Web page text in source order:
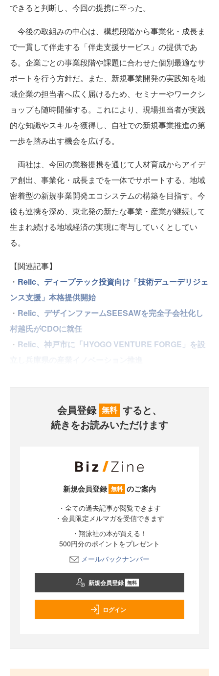
できると判断し、今回の提携に至った。
今後の取組みの中心は、構想段階から事業化・成長ま
で一貫して伴走する「伴走支援サービス」の提供であ
る。企業ごとの事業段階や課題に合わせた個別最適なサ
ポートを行う方針だ。また、新規事業開発の実践知を地
域企業の担当者へ広く届けるため、セミナーやワークシ
ョップも随時開催する。これにより、現場担当者が実践
的な知識やスキルを獲得し、自社での新規事業推進の第
一歩を踏み出す機会を広げる。
両社は、今回の業務提携を通じて人材育成からアイデ
ア創出、事業化・成長までを一体でサポートする、地域
密着型の新規事業開発エコシステムの構築を目指す。今
後も連携を深め、東北発の新たな事業・産業が継続して
生まれ続ける地域経済の実現に寄与していくとしてい
る。
【関連記事】
・ Relic、ディープテック投資向け「技術デューデリジェ
ンス支援」本格提供開始
・ Relic、デザインファームSEESAWを完全子会社化し
村越氏がCDOに就任
・ Relic、神戸市に「HYOGO VENTURE FORGE」を設
会員登録 無料 すると、
続きをお読みいただけます
新規会員登録 無料 のご案内
・全ての過去記事が閲覧できます
・会員限定メルマガを受信できます
・翔泳社の本が買える！
500円分のポイントをプレゼント
メールバックナンバー
新規会員登録 無料
ログイン